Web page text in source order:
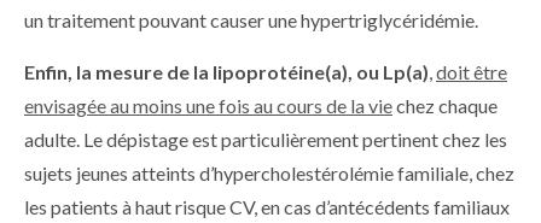
un traitement pouvant causer une hypertriglycéridémie.
Enfin, la mesure de la lipoprotéine(a), ou Lp(a),doit être
envisagée au moins une fois au cours de la viechez chaque
adulte. Le dépistage est particulièrement pertinent chez les
sujets jeunes atteints d’hypercholestérolémie familiale, chez
les patients à haut risque CV, en cas d’antécédents familiaux